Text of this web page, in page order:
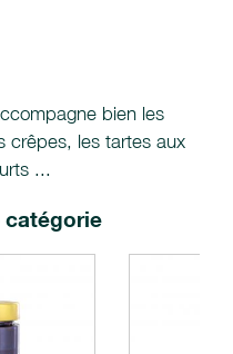
bien les
crêpes, les tartes aux
...
catégorie